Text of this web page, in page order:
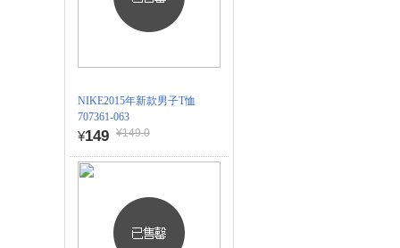
NIKE2015年新款男子T恤
707361-063
¥149 ¥149.0